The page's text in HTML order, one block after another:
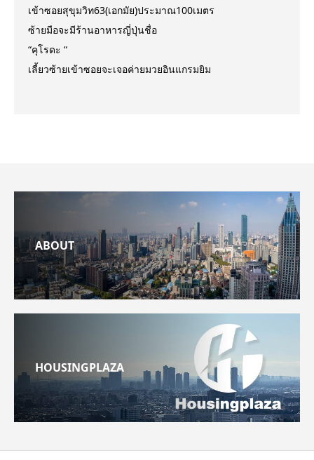
เข้าซอยสุขุมวิท63(เอกมัย)ประมาณ100เมตร
ซ้ายมือจะมีร้านอาหารญี่ปุ่นชื่อ
“คุโรดะ “
เลี้ยวซ้ายเข้าซอยจะเจอค่ายมวยอินแกรมยิม
ABOUT
HOUSINGPLAZA